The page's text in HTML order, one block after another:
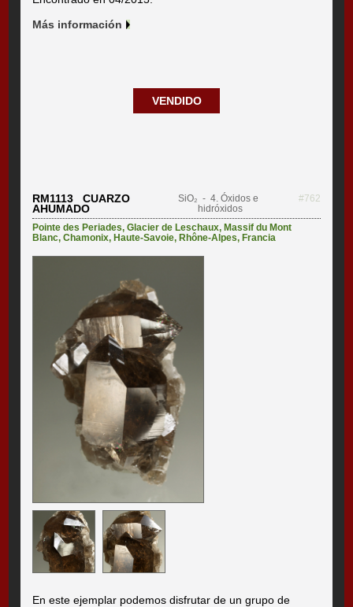
Más información
VENDIDO
RM1113 CUARZO
AHUMADO
SiO₂ - 4. Óxidos e
hidróxidos
#762
Pointe des Periades,Glacier de Leschaux, Massif du Mont
Blanc,Chamonix, Haute-Savoie, Rhône-Alpes, Francia
En este ejemplar podemos disfrutar de un grupo de